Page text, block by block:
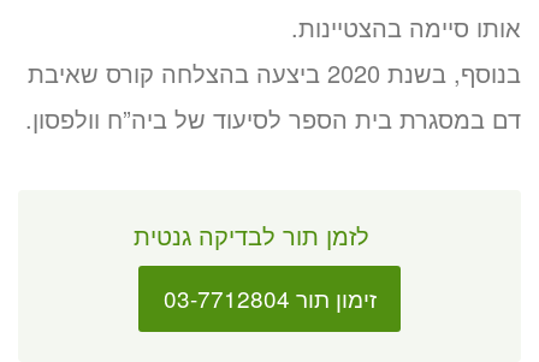
אותו סיימה בהצטיינות.
בנוסף, בשנת 2020 ביצעה בהצלחה קורס שאיבת
דם במסגרת בית הספר לסיעוד של ביה”ח וולפסון.
לזמן תור לבדיקה גנטית
זימון תור 03-7712804